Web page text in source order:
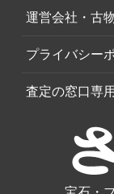
運営会社・古
プライバシー
査定の窓口専